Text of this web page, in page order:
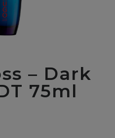
– Dark
75ml